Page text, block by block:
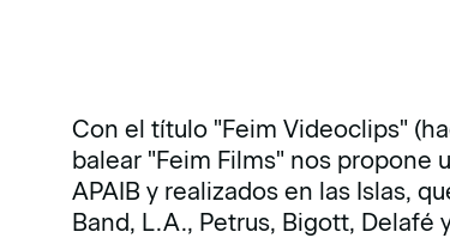
Con el título "Feim Videoclips"
balear "Feim Films" nos propone
APAIB y realizados en las Islas,
Band, L.A., Petrus, Bigott, Delafé